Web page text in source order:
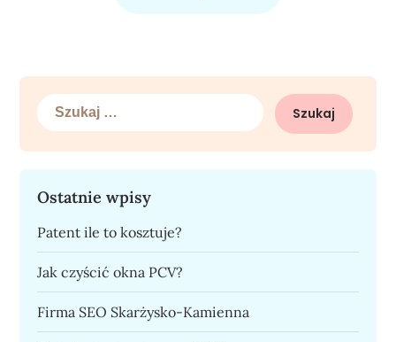
Szukaj:
Ostatnie wpisy
Patent ile to kosztuje?
Jak czyścić okna PCV?
Firma SEO Skarżysko-Kamienna